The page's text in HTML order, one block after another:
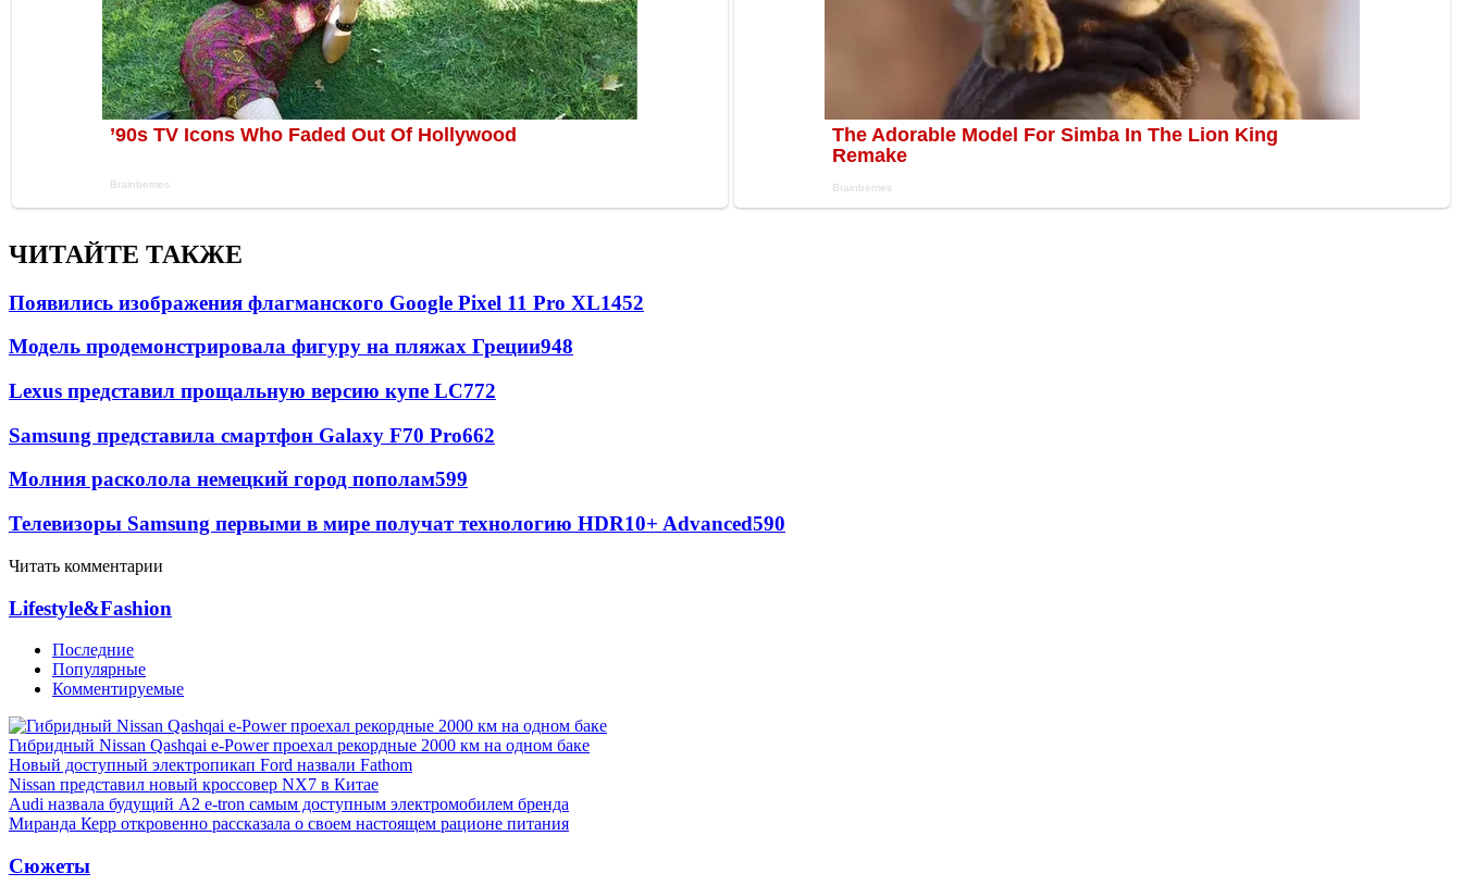
ЧИТАЙТЕ ТАКЖЕ
Появились изображения флагманского Google Pixel 11 Pro XL1452
Модель продемонстрировала фигуру на пляжах Греции948
Lexus представил прощальную версию купе LC772
Samsung представила смартфон Galaxy F70 Pro662
Молния расколола немецкий город пополам599
Телевизоры Samsung первыми в мире получат технологию HDR10+ Advanced590
Читать комментарии
Lifestyle&Fashion
Последние
Популярные
Комментируемые
Гибридный Nissan Qashqai e-Power проехал рекордные 2000 км на одном баке
Новый доступный электропикап Ford назвали Fathom
Nissan представил новый кроссовер NX7 в Китае
Audi назвала будущий A2 e-tron самым доступным электромобилем бренда
Миранда Керр откровенно рассказала о своем настоящем рационе питания
Сюжеты